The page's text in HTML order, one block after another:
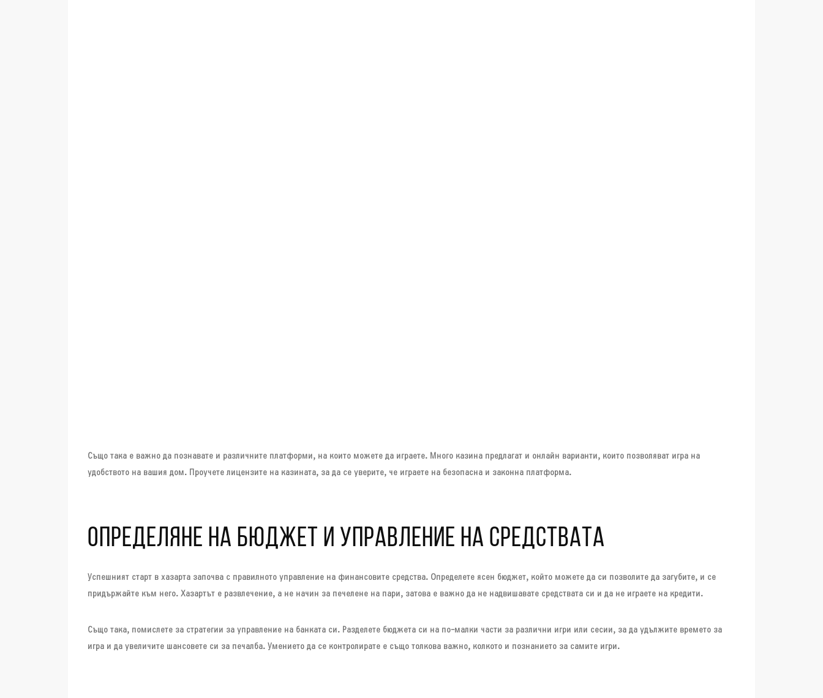
Също така е важно да познавате и различните платформи, на които можете да играете. Много казина предлагат и онлайн варианти, които позволяват игра на
удобството на вашия дом. Проучете лицензите на казината, за да се уверите, че играете на безопасна и законна платформа.
ОПРЕДЕЛЯНЕ НА БЮДЖЕТ И УПРАВЛЕНИЕ НА СРЕДСТВАТА
Успешният старт в хазарта започва с правилното управление на финансовите средства. Определете ясен бюджет, който можете да си позволите да загубите, и се
придържайте към него. Хазартът е развлечение, а не начин за печелене на пари, затова е важно да не надвишавате средствата си и да не играете на кредити.
Също така, помислете за стратегии за управление на банката си. Разделете бюджета си на по-малки части за различни игри или сесии, за да удължите времето за
игра и да увеличите шансовете си за печалба. Умението да се контролирате е също толкова важно, колкото и познанието за самите игри.